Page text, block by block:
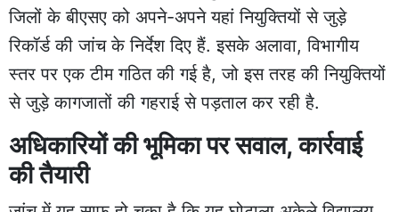
जिलों के बीएसए को अपने-अपने यहां नियुक्तियों से जुड़े
रिकॉर्ड की जांच के निर्देश दिए हैं. इसके अलावा, विभागीय
स्तर पर एक टीम गठित की गई है, जो इस तरह की नियुक्तियों
से जुड़े कागजातों की गहराई से पड़ताल कर रही है.
अधिकारियों की भूमिका पर सवाल, कार्रवाई
की तैयारी